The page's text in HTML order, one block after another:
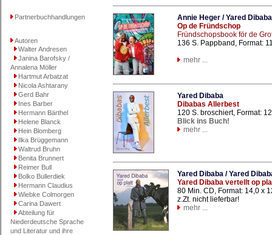
Partnerbuchhandlungen
Autoren
Walter Andresen
Janina Barofsky /
Annalena Möller
Hartmut Arbatzat
Nicola Ashtarany
Gerd Bahr
Ines Barber
Hermann Bärthel
Helene Blanck
Hein Blomberg
Ilka Brüggemann
Waltrud Bruhn
Benita Brunnert
Reimer Bull
Bolko Bullerdiek
Hermann Claudius
Wiebke Colmorgen
Carina Dawert
Abteilung für
Niederdeutsche Sprache
und Literatur und ihre
Annie Heger / Yared Dibaba
Op de Fründschop
Fründschopsbook för de
136 S. Pappband, Format:
mehr ...
Yared Dibaba
Dibabas Allerbest
120 S. broschiert, Format:
Blick ins Buch!
mehr ...
Yared Dibaba / Yared
Yared Dibaba vertellt op
80 Min. CD, Format: 14,0 x
z.Zt. nicht lieferbar!
mehr ...